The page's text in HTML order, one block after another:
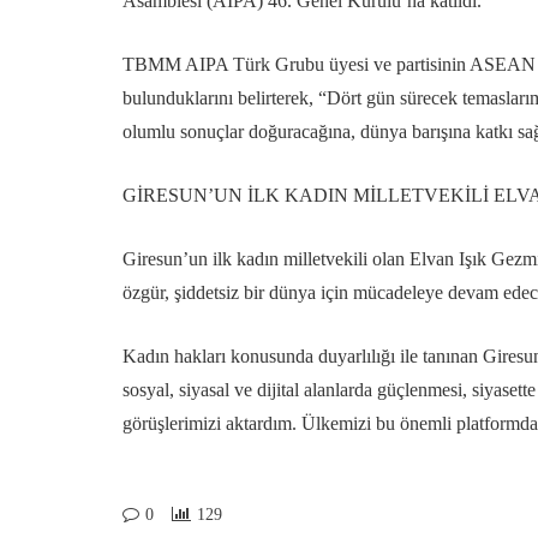
TBMM AIPA Türk Grubu üyesi ve partisinin
bulunduklarını belirterek, “Dört gün sürecek
olumlu sonuçlar doğuracağına, dünya barışına katkı
GİRESUN’UN İLK KADIN MİLLETVEKİLİ
Giresun’un ilk kadın milletvekili olan Elvan Işık
özgür, şiddetsiz bir dünya için mücadeleye devam
Kadın hakları konusunda duyarlılığı ile tanınan
sosyal, siyasal ve dijital alanlarda güçlenmesi,
görüşlerimizi aktardım. Ülkemizi bu önemli
0 129